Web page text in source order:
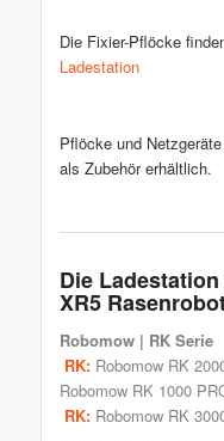
Die Fixier-Pflöcke
Ladestation
Pflöcke und
als Zubehör erhältlich.
Die
XR5
Robomow| RK Serie
RK: Robomow RK
Robomow RK 1000
RK: Robomow RK